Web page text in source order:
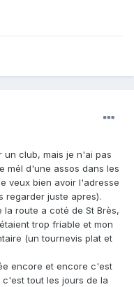
un club, mais je n'ai pas
mél d'une assos dans les
veux bien avoir l'adresse
regarder juste apres).
route a coté de St Brès,
trop friable et mon
(un tournevis plat et
encore et encore c'est
tout les jours de la